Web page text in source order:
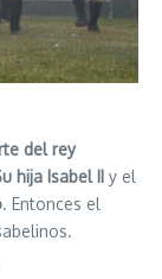
del rey
hija Isabel II y el
. Entonces el